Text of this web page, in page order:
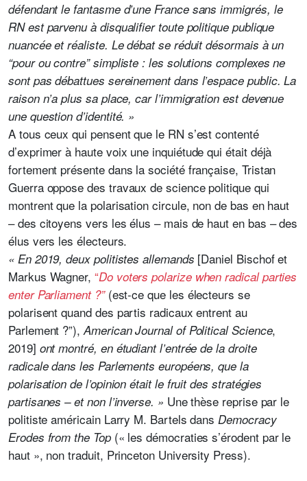
défendant le fantasme d’une France sans immigrés, le
RN est parvenu à disqualifier toute politique publique
nuancée et réaliste. Le débat se réduit désormais à un
“pour ou contre” simpliste : les solutions complexes ne
sont pas débattues sereinement dans l’espace public. La
raison n’a plus sa place, car l’immigration est devenue
une question d’identité. »
A tous ceux qui pensent que le RN s’est contenté
d’exprimer à haute voix une inquiétude qui était déjà
fortement présente dans la société française, Tristan
Guerra oppose des travaux de science politique qui
montrent que la polarisation circule, non de bas en haut
– des citoyens vers les élus – mais de haut en bas – des
élus vers les électeurs.
« En 2019, deux politistes allemands [Daniel Bischof et
Markus Wagner, “Do voters polarize when radical parties
enter Parliament ?” (est-ce que les électeurs se
polarisent quand des partis radicaux entrent au
Parlement ?”),American Journal of Political Science,
2019] ont montré, en étudiant l’entrée de la droite
radicale dans les Parlements européens, que la
polarisation de l’opinion était le fruit des stratégies
partisanes – et non l’inverse. » Une thèse reprise par le
politiste américain Larry M. Bartels dansDemocracy
Erodes from the Top (« les démocraties s’érodent par le
haut », non traduit, Princeton University Press).